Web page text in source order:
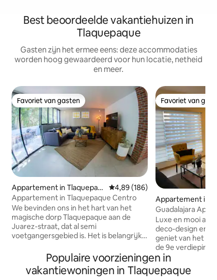
Best beoordeelde vakantiehuizen in
Tlaquepaque
Gasten zijn het ermee eens: deze accommodaties
worden hoog gewaardeerd voor hun locatie, netheid
en meer.
Favoriet van gasten
Favoriet van gasten
Appartement in Tlaquepaq
ue Centrum
Gemiddelde beoordeling van
4,89 (186)
Appartement in Tlaquepaque Centro
We bevinden ons in het hart van het
magische dorp Tlaquepaque aan de
Juarez-straat, dat al semi
voetgangersgebied is. Het is belangrijk
parkeergelegenheid is buiten het
appartement, we hebben 1 blok en een
halve overeenkomst met een
Favoriet van
Favoriet van
Appartement in
ue
Guadalajara
zwembad
Luxe en mooi
deco-design en -
geniet van het
de 9e verdieping.
voorzieningen
uitzicht, een
panoramisch
Populaire voorzieningen in
vakantiewoningen in Tlaquepaque